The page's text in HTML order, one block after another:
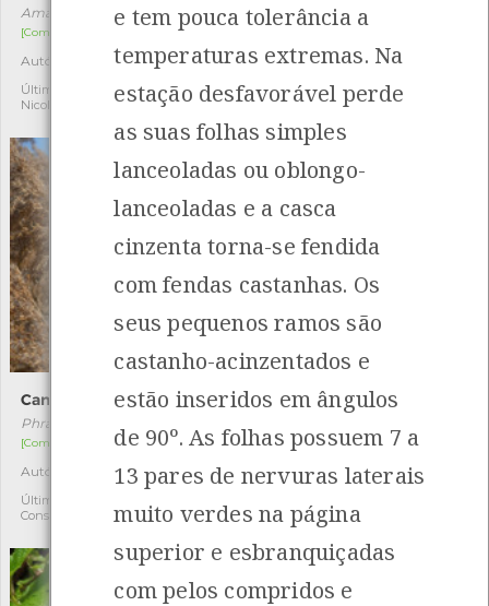
Amanita phalloides
[Comum]
Autóctone
Última observação por:
Nicole Viana
3
Alnus glutinosa
Autóctone
Última observação por: Maria
Leonor Silva
Caniço
Phragmites australis
[Comum]
Autóctone
Última observação por:
Constança
4
Salgueiro-preto
[Comum]
Autóctone
Constança
e tem pouca tolerância a
temperaturas extremas. Na
estação desfavorável perde
as suas folhas simples
lanceoladas ou oblongo-
lanceoladas e a casca
cinzenta torna-se fendida
com fendas castanhas. Os
seus pequenos ramos são
castanho-acinzentados e
estão inseridos em ângulos
de 90º. As folhas possuem 7 a
13 pares de nervuras laterais
muito verdes na página
superior e esbranquiçadas
com pelos compridos e